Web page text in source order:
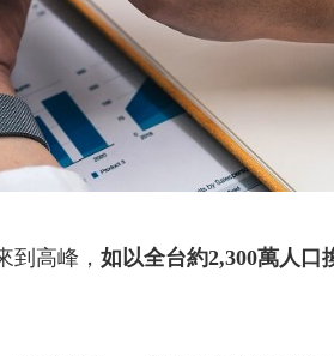
到高峰， 如以全台約2,300萬人口